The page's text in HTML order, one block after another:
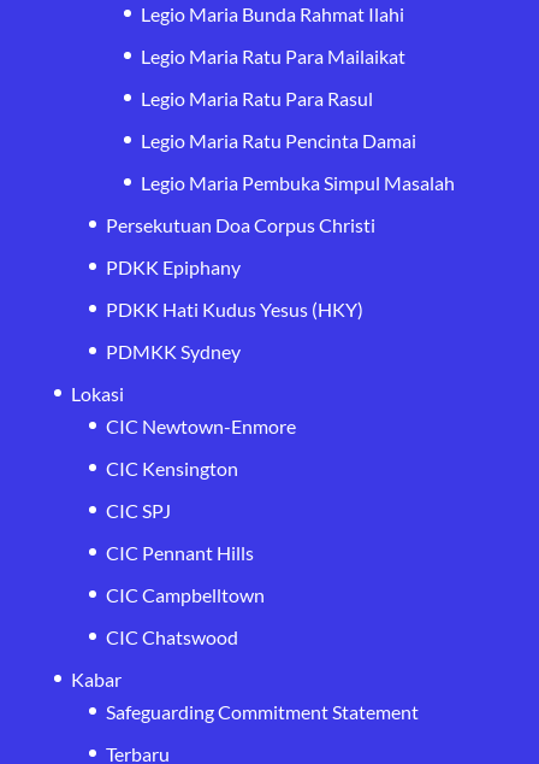
Legio Maria Bunda Rahmat Ilahi
Legio Maria Ratu Para Mailaikat
Legio Maria Ratu Para Rasul
Legio Maria Ratu Pencinta Damai
Legio Maria Pembuka Simpul Masalah
Persekutuan Doa Corpus Christi
PDKK Epiphany
PDKK Hati Kudus Yesus (HKY)
PDMKK Sydney
Lokasi
CIC Newtown-Enmore
CIC Kensington
CIC SPJ
CIC Pennant Hills
CIC Campbelltown
CIC Chatswood
Kabar
Safeguarding Commitment Statement
Terbaru